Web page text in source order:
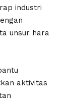
industri
unsur hara
aktivitas